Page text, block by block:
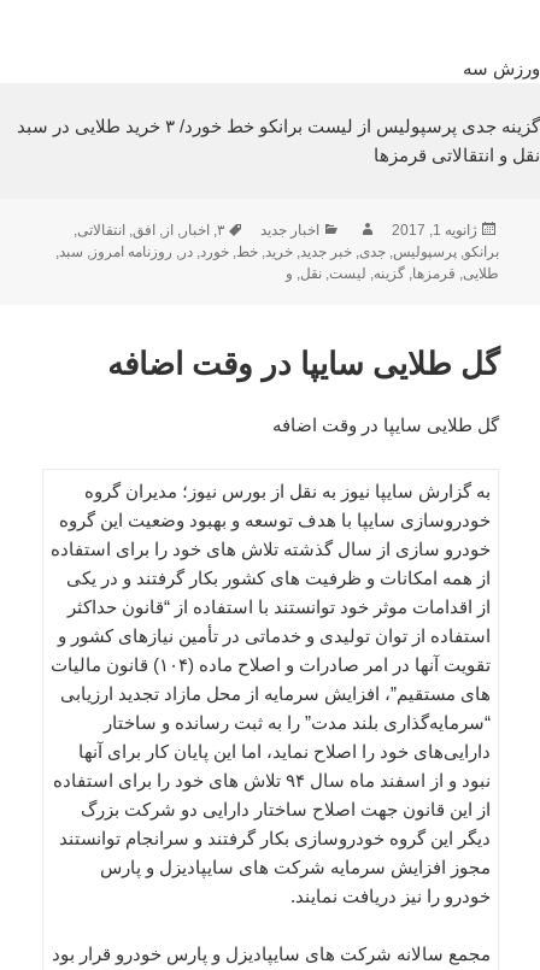
ورزش سه
گزینه جدی پرسپولیس از لیست برانکو خط خورد/ ۳ خرید طلایی در سبد
نقل و انتقالاتی قرمزها
ارسال
شده
در
ژانویه 1, 2017 نویسندهدسته‌ها
اخبار جدید برچسب‌ها
۳, اخبار, از, افق, انتقالاتی,
برانکو,پرسپولیس,جدی,خبر جدید,خرید,خط,خورد,در, روزنامه امروز, سبد,
طلایی, قرمزها,گزینه, لیست,نقل, و
گل طلایی سایپا در وقت اضافه
گل طلایی سایپا در وقت اضافه
به گزارش سایپا نیوز به نقل از بورس نیوز؛ مدیران گروه
خودروسازی سایپا با هدف توسعه و بهبود وضعیت این گروه
خودرو سازی از سال گذشته تلاش های خود را برای استفاده
از همه امکانات و ظرفیت های کشور بکار گرفتند و در یکی
از اقدامات موثر خود توانستند با استفاده از “قانون حداکثر
استفاده از توان تولیدی و خدماتی در تأمین نیازهای کشور و
تقویت آنها در امر صادرات و اصلاح ماده (۱۰۴) قانون مالیات
های مستقیم”، افزایش سرمایه از محل مازاد تجدید ارزیابی
“سرمایه‌گذاری بلند مدت” را به ثبت رسانده و ساختار
دارایی‌های خود را اصلاح نماید، اما این پایان کار برای آنها
نبود و از اسفند ماه سال ۹۴ تلاش های خود را برای استفاده
از این قانون جهت اصلاح ساختار دارایی دو شرکت بزرگ
دیگر این گروه خودروسازی بکار گرفتند و سرانجام توانستند
مجوز افزایش سرمایه شرکت های سایپادیزل و پارس
خودرو را نیز دریافت نمایند.
مجمع سالانه شرکت های سایپادیزل و پارس خودرو قرار بود